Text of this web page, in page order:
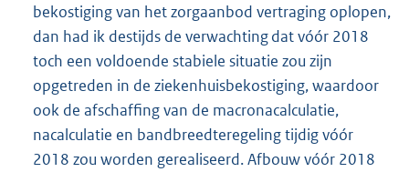
bekostiging van het zorgaanbod vertraging oplopen,
dan had ik destijds de verwachting dat vóór 2018
toch een voldoende stabiele situatie zou zijn
opgetreden in de ziekenhuisbekostiging, waardoor
ook de afschaffing van de macronacalculatie,
nacalculatie en bandbreedteregeling tijdig vóór
2018 zou worden gerealiseerd. Afbouw vóór 2018